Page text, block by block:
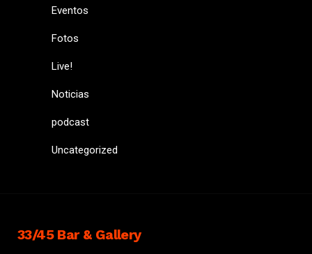
Eventos
Fotos
Live!
Noticias
podcast
Uncategorized
33/45 Bar & Gallery